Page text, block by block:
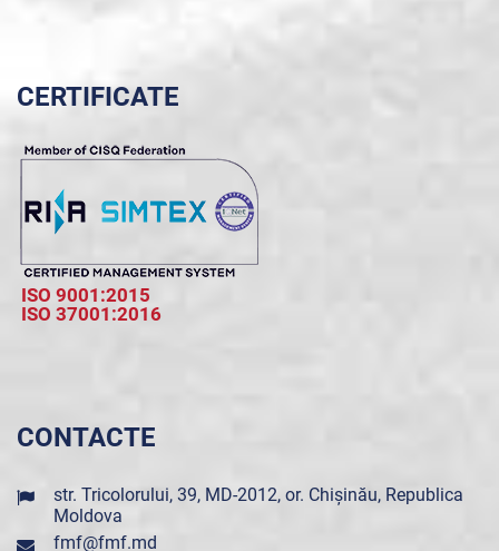
CERTIFICATE
ISO 9001:2015
ISO 37001:2016
CONTACTE
str. Tricolorului, 39, MD-2012, or. Chișinău, Republica
Moldova
fmf@fmf.md